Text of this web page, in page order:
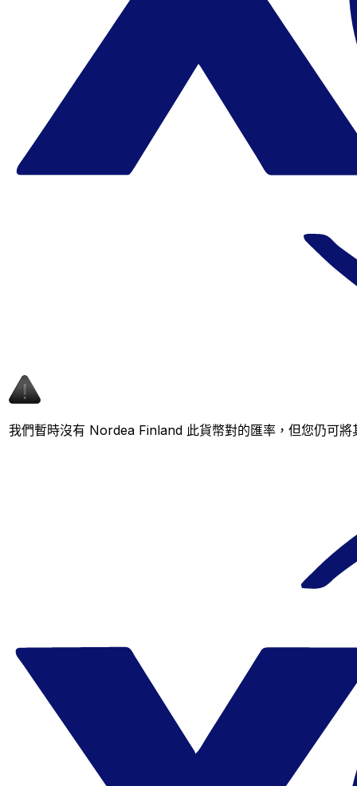
我們暫時沒有 Nordea Finland 此貨幣對的匯率，但您仍可